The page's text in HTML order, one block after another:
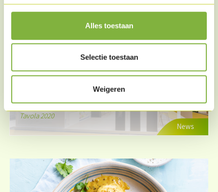
Alles toestaan
Selectie toestaan
Weigeren
News
Tavola 2020